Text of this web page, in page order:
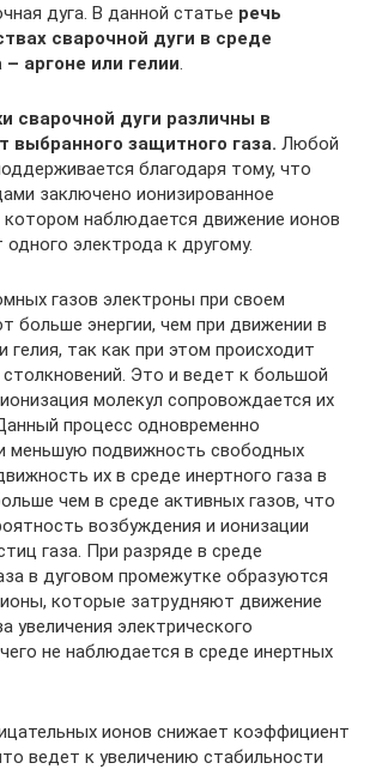
дуга. В данной статье речь
сварочной дуги в среде
– аргоне или гелии
сварочной дуги различны в
выбранного защитного газа. Любой
благодаря тому, что
заключено ионизированное
котором наблюдается движение ионов
электрода к другому.
газов электроны при своем
больше энергии, чем при движении в
гелия, так как при этом происходит
столкновений. Это и ведет к большой
молекул сопровождается их
процесс одновременно
меньшую подвижность свободных
их в среде инертного газа в
чем в среде активных газов, что
возбуждения и ионизации
газа. При разряде в среде
в дуговом промежутке образуются
которые затрудняют движение
увеличения электрического
не наблюдается в среде инертных
ионов снижает коэффициент
ведет к увеличению стабильности